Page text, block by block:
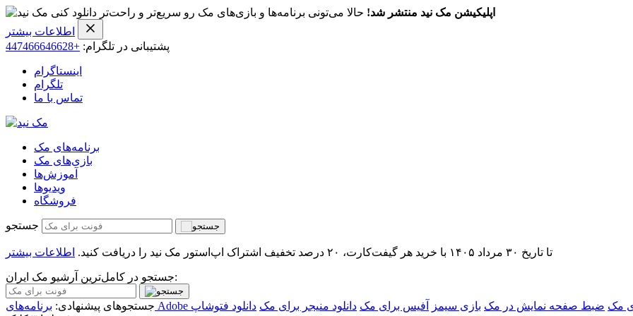
اپلیکیشن مک نید منتشر شد! حالا می‌تونی برنامه‌ها و بازی‌های مک رو سریع‌تر و راحت‌تر دانلود کنی
اطلاعات بیشتر
پشتیبانی در تلگرام: +447466646628
اینستاگرام
تلگرام
تماس با ما
برنامه‌های مک
بازی‌های مک
آموزش‌ها
ویدیو‌ها
فروشگاه
جستجو
تا تاریخ ۳۰ مرداد ۱۴۰۵ با خرید هر گیفت‌کارت، ۲۰ درصد تخفیف اشتراک اپ‌استور مک نید را دریافت کنید. اطلاعات بیشتر
جستجو در کامل‌ترین آرشیو مک ایران:
جستجوهای پیشنهادی: مک ضبط صفحه نمایش در مک بازی سیمز آفیس برای مک دانلود منیجر برای مک دانلود فتوشاپ